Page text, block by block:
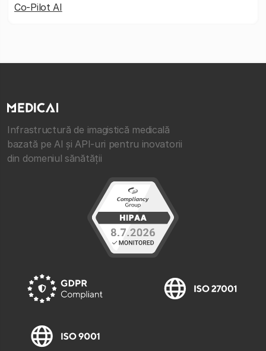
Co-Pilot AI
Infrastructură de imagistică medicală
bazată pe AI și API-uri pentru inovatorii
din domeniul sănătății